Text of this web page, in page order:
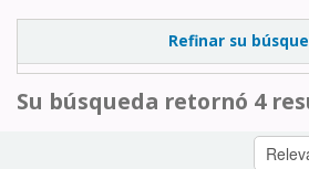
Refinar su
Su búsqueda retornó 4